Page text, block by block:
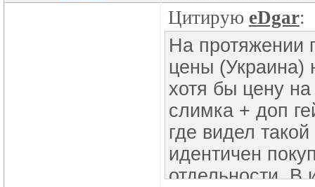
Цитирую eDgar:
На протяжении
цены (Украина)
хотя бы цену
слимка + доп
где видел
идентичен
отдельности. В